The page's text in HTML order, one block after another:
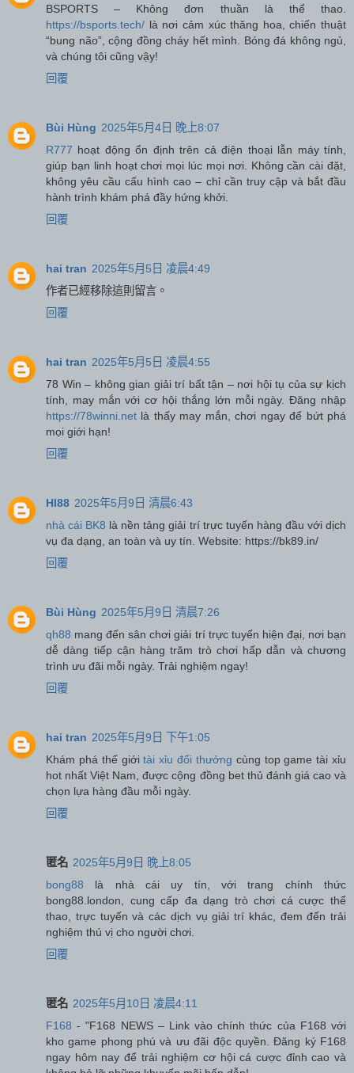
BSPORTS – Không đơn thuần là thể thao.
https://bsports.tech/ là nơi cảm xúc thăng hoa, chiến thuật
“bung não”, cộng đồng cháy hết mình. Bóng đá không ngủ,
và chúng tôi cũng vậy!
回覆
Bùi Hùng 2025年5月4日 晚上8:07
R777 hoạt động ổn định trên cả điện thoại lẫn máy tính,
giúp bạn linh hoạt chơi mọi lúc mọi nơi. Không cần cài đặt,
không yêu cầu cấu hình cao – chỉ cần truy cập và bắt đầu
hành trình khám phá đầy hứng khởi.
回覆
hai tran 2025年5月5日 凌晨4:49
作者已經移除這則留言。
回覆
hai tran 2025年5月5日 凌晨4:55
78 Win – không gian giải trí bất tận – nơi hội tụ của sự kịch
tính, may mắn với cơ hội thắng lớn mỗi ngày. Đăng nhập
https://78winni.net là thấy may mắn, chơi ngay để bứt phá
mọi giới hạn!
回覆
HI88 2025年5月9日 清晨6:43
nhà cái BK8 là nền tảng giải trí trực tuyến hàng đầu với dịch
vụ đa dạng, an toàn và uy tín. Website: https://bk89.in/
回覆
Bùi Hùng 2025年5月9日 清晨7:26
qh88 mang đến sân chơi giải trí trực tuyến hiện đại, nơi bạn
dễ dàng tiếp cận hàng trăm trò chơi hấp dẫn và chương
trình ưu đãi mỗi ngày. Trải nghiệm ngay!
回覆
hai tran 2025年5月9日 下午1:05
Khám phá thế giớitài xỉu đổi thưởng cùng top game tài xỉu
hot nhất Việt Nam, được cộng đồng bet thủ đánh giá cao và
chọn lựa hàng đầu mỗi ngày.
回覆
匿名 2025年5月9日 晚上8:05
bong88 là nhà cái uy tín, với trang chính thức
bong88.london, cung cấp đa dạng trò chơi cá cược thể
thao, trực tuyến và các dịch vụ giải trí khác, đem đến trải
nghiệm thú vị cho người chơi.
回覆
匿名 2025年5月10日 凌晨4:11
F168 - "F168 NEWS – Link vào chính thức của F168 với
kho game phong phú và ưu đãi độc quyền. Đăng ký F168
ngay hôm nay để trải nghiệm cơ hội cá cược đỉnh cao và